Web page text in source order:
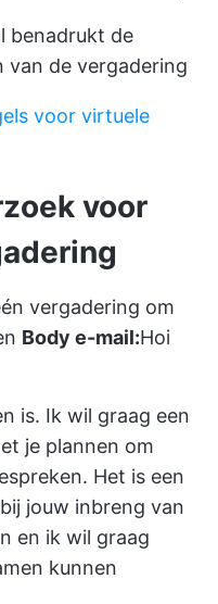
benadrukt de
van de vergadering
voor virtuele
voor
vergadering om
Body e-mail:Hoi
is. Ik wil graag een
je plannen om
Het is een
jouw inbreng van
en ik wil graag
kunnen